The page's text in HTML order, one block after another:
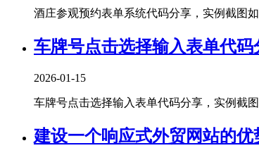
酒庄参观预约表单系统代码分享，实例截图
车牌号点击选择输入表单代码
2026-01-15
车牌号点击选择输入表单代码分享，实例截
建设一个响应式外贸网站的优